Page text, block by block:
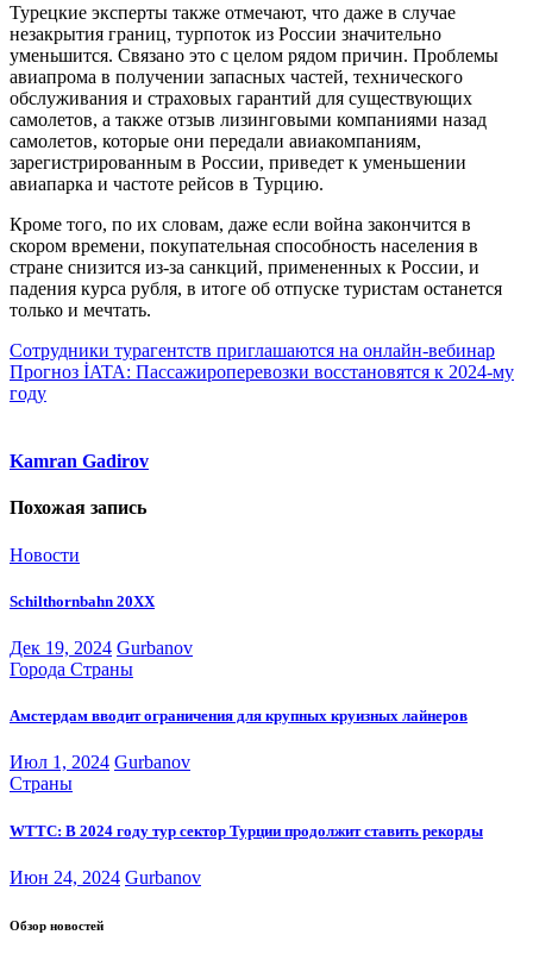
Турецкие эксперты также отмечают, что даже в случае
незакрытия границ, турпоток из России значительно
уменьшится. Связано это с целом рядом причин. Проблемы
авиапрома в получении запасных частей, технического
обслуживания и страховых гарантий для существующих
самолетов, а также отзыв лизинговыми компаниями назад
самолетов, которые они передали авиакомпаниям,
зарегистрированным в России, приведет к уменьшении
авиапарка и частоте рейсов в Турцию.
Кроме того, по их словам, даже если война закончится в
скором времени, покупательная способность населения в
стране снизится из-за санкций, примененных к России, и
падения курса рубля, в итоге об отпуске туристам останется
только и мечтать.
Навигация
по
Сотрудники турагентств приглашаются на онлайн-вебинар
Прогноз İATA: Пассажироперевозки восстановятся к 2024-му
году
Kamran Gadirov
Похожая запись
Новости
Schilthornbahn 20XX
Дек 19, 2024 Gurbanov
Города Страны
Амстердам вводит ограничения для крупных круизных лайнеров
Июл 1, 2024 Gurbanov
Страны
WTTC: В 2024 году тур сектор Турции продолжит ставить рекорды
Июн 24, 2024 Gurbanov
Обзор новостей